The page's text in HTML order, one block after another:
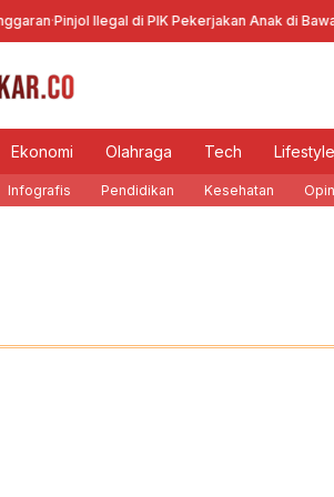
·Pinjol Ilegal di PIK Pekerjakan Anak di Bawah
Ekonomi Olahraga Tech Lifestyle
Infografis Pendidikan Kesehatan